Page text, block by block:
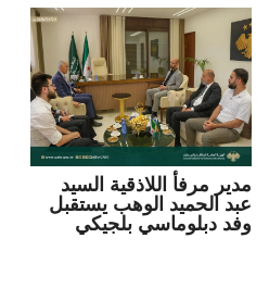
مدير مرفأ اللاذقية السيد
عبد الحميد الوهب يستقبل
وفد دبلوماسي بلجيكي